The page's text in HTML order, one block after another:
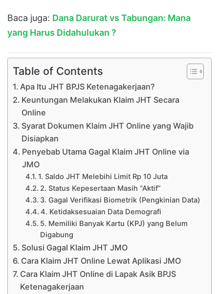
Baca juga: Dana Darurat vs Tabungan: Mana
yang Harus Didahulukan ?
Table of Contents
Apa Itu JHT BPJS Ketenagakerjaan?
Keuntungan Melakukan Klaim JHT Secara
Online
Syarat Dokumen Klaim JHT Online yang Wajib
Disiapkan
Penyebab Utama Gagal Klaim JHT Online via
JMO
1. Saldo JHT Melebihi Limit Rp 10 Juta
2. Status Kepesertaan Masih “Aktif”
3. Gagal Verifikasi Biometrik (Pengkinian Data)
4. Ketidaksesuaian Data Demografi
5. Memiliki Banyak Kartu (KPJ) yang Belum
Digabung
Solusi Gagal Klaim JHT JMO
Cara Klaim JHT Online Lewat Aplikasi JMO
Cara Klaim JHT Online di Lapak Asik BPJS
Ketenagakerjaan